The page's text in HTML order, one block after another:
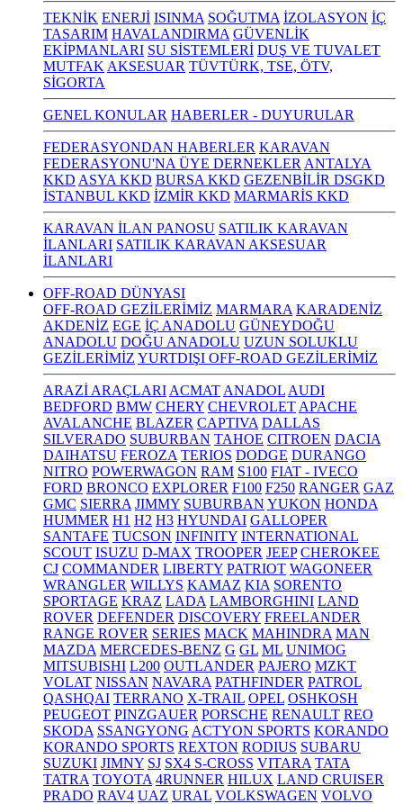
TEKNİK ENERJİ ISINMA SOĞUTMA İZOLASYON İÇ
TASARIM HAVALANDIRMA GÜVENLİK
EKİPMANLARI SU SİSTEMLERİ DUŞ VE TUVALET
MUTFAK AKSESUAR TÜVTÜRK, TSE, ÖTV,
SİGORTA
GENEL KONULAR HABERLER - DUYURULAR
FEDERASYONDAN HABERLER KARAVAN
FEDERASYONU'NA ÜYE DERNEKLER ANTALYA
KKD ASYA KKD BURSA KKD GEZENBİLİR DSGKD
İSTANBUL KKD İZMİR KKD MARMARİS KKD
KARAVAN İLAN PANOSU SATILIK KARAVAN
İLANLARI SATILIK KARAVAN AKSESUAR
İLANLARI
OFF-ROAD DÜNYASI
OFF-ROAD GEZİLERİMİZ MARMARA KARADENİZ
AKDENİZ EGE İÇ ANADOLU GÜNEYDOĞU
ANADOLU DOĞU ANADOLU UZUN SOLUKLU
GEZİLERİMİZ YURTDIŞI OFF-ROAD GEZİLERİMİZ
ARAZİ ARAÇLARI ACMAT ANADOL AUDI
BEDFORD BMW CHERY CHEVROLET APACHE
AVALANCHE BLAZER CAPTIVA DALLAS
SILVERADO SUBURBAN TAHOE CITROEN DACIA
DAIHATSU FEROZA TERIOS DODGE DURANGO
NITRO POWERWAGON RAM S100 FIAT - IVECO
FORD BRONCO EXPLORER F100 F250 RANGER GAZ
GMC SIERRA JIMMY SUBURBAN YUKON HONDA
HUMMER H1 H2 H3 HYUNDAI GALLOPER
SANTAFE TUCSON INFINITY INTERNATIONAL
SCOUT ISUZU D-MAX TROOPER JEEP CHEROKEE
CJ COMMANDER LIBERTY PATRIOT WAGONEER
WRANGLER WILLYS KAMAZ KIA SORENTO
SPORTAGE KRAZ LADA LAMBORGHINI LAND
ROVER DEFENDER DISCOVERY FREELANDER
RANGE ROVER SERIES MACK MAHINDRA MAN
MAZDA MERCEDES-BENZ G GL ML UNIMOG
MITSUBISHI L200 OUTLANDER PAJERO MZKT
VOLAT NISSAN NAVARA PATHFINDER PATROL
QASHQAI TERRANO X-TRAIL OPEL OSHKOSH
PEUGEOT PINZGAUER PORSCHE RENAULT REO
SKODA SSANGYONG ACTYON SPORTS KORANDO
KORANDO SPORTS REXTON RODIUS SUBARU
SUZUKI JIMNY SJ SX4 S-CROSS VITARA TATA
TATRA TOYOTA 4RUNNER HILUX LAND CRUISER
PRADO RAV4 UAZ URAL VOLKSWAGEN VOLVO